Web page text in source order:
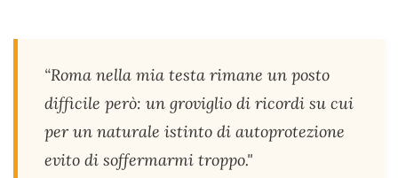
“Roma nella mia testa rimane un posto
difficile però: un groviglio di ricordi su cui
per un naturale istinto di autoprotezione
evito di soffermarmi troppo."